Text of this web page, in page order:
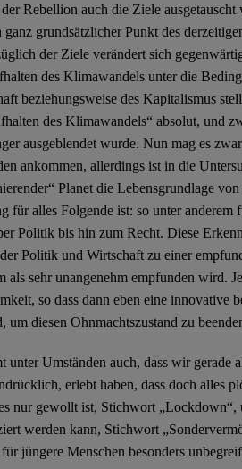
Rebellion auch die Ziele
ganz grundsätzlicher Punkt des
der Ziele verändert sich
des Klimawandels unter die
beziehungsweise des Kapitalismus
des Klimawandels“ absolut, und
ausgeblendet wurde. Nun mag es
ankommen, allerdings ist in die
Planet die Lebensgrundlage
für alles Folgende ist: so unter anderem
Politik bis hin zum Recht. Diese
Politik und Wirtschaft zu einer
als sehr unangenehm empfunden wird.
so dass dann eben eine innovative
um diesen Ohnmachtszustand zu
unter Umständen auch, dass wir gerade
erlebt haben, dass doch alles
nur gewollt ist, Stichwort „Lockdown“,
werden kann, Stichwort
jüngere Menschen besonders